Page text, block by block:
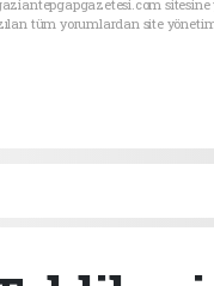
tüm yorumlardan site